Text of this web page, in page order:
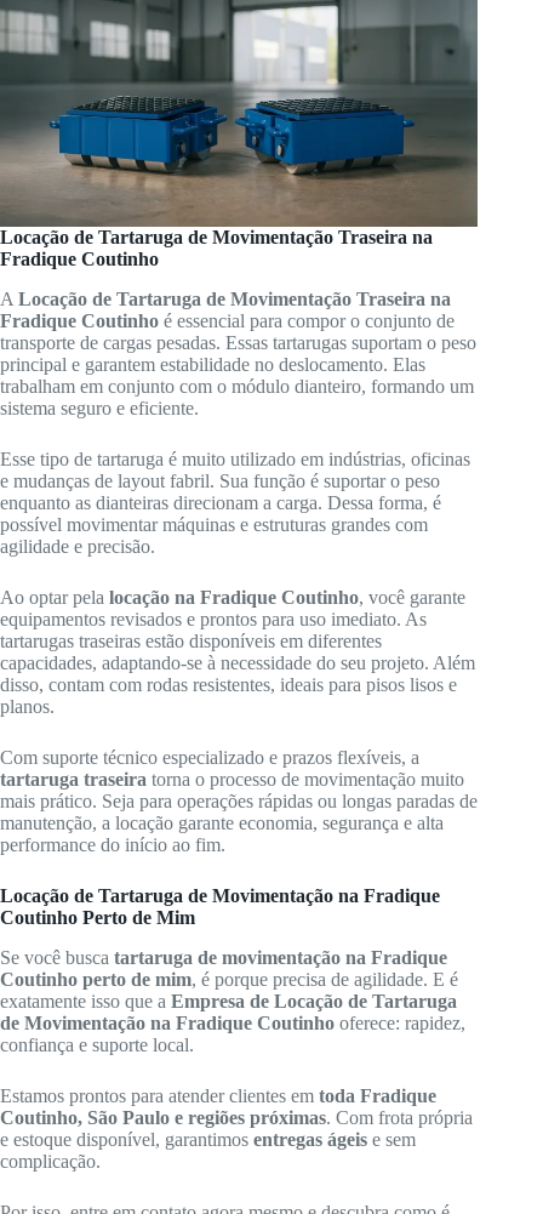
Locação de Tartaruga de Movimentação Traseira na
Fradique Coutinho
A Locação de Tartaruga de Movimentação Traseira na
Fradique Coutinho é essencial para compor o conjunto de
transporte de cargas pesadas. Essas tartarugas suportam o peso
principal e garantem estabilidade no deslocamento. Elas
trabalham em conjunto com o módulo dianteiro, formando um
sistema seguro e eficiente.
Esse tipo de tartaruga é muito utilizado em indústrias, oficinas
e mudanças de layout fabril. Sua função é suportar o peso
enquanto as dianteiras direcionam a carga. Dessa forma, é
possível movimentar máquinas e estruturas grandes com
agilidade e precisão.
Ao optar pela locação na Fradique Coutinho, você garante
equipamentos revisados e prontos para uso imediato. As
tartarugas traseiras estão disponíveis em diferentes
capacidades, adaptando-se à necessidade do seu projeto. Além
disso, contam com rodas resistentes, ideais para pisos lisos e
planos.
Com suporte técnico especializado e prazos flexíveis, a
tartaruga traseira torna o processo de movimentação muito
mais prático. Seja para operações rápidas ou longas paradas de
manutenção, a locação garante economia, segurança e alta
performance do início ao fim.
Locação de Tartaruga de Movimentação na Fradique
Coutinho Perto de Mim
Se você busca tartaruga de movimentação na Fradique
Coutinho perto de mim, é porque precisa de agilidade. E é
exatamente isso que a Empresa de Locação de Tartaruga
de Movimentação na Fradique Coutinho oferece: rapidez,
confiança e suporte local.
Estamos prontos para atender clientes em toda Fradique
Coutinho, São Paulo e regiões próximas. Com frota própria
e estoque disponível, garantimos entregas ágeis e sem
complicação.